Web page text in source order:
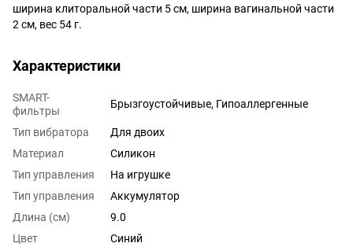
ширина клиторальной части 5 см, ширина вагинальной части
2 см, вес 54 г.
Характеристики
SMART-
фильтры
Брызгоустойчивые, Гипоаллергенные
Тип вибратора
Для двоих
Материал
Силикон
Тип управления
На игрушке
Тип управления
Аккумулятор
Длина (см)
9.0
Цвет
Синий